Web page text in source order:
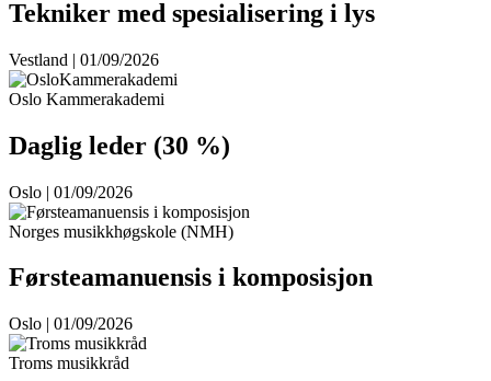
Tekniker med spesialisering i lys
Vestland | 01/09/2026
Oslo Kammerakademi
Daglig leder (30 %)
Oslo | 01/09/2026
Norges musikkhøgskole (NMH)
Førsteamanuensis i komposisjon
Oslo | 01/09/2026
Troms musikkråd